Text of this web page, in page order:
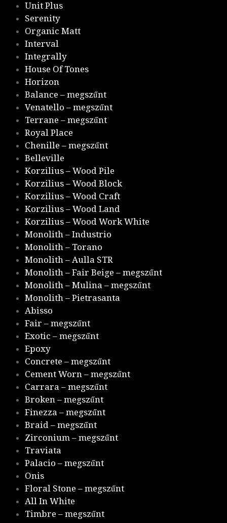
Unit Plus
Serenity
Organic Matt
Interval
Integrally
House Of Tones
Horizon
Balance – megszűnt
Venatello – megszűnt
Terrane – megszűnt
Royal Place
Chenille – megszűnt
Belleville
Korzilius – Wood Pile
Korzilius – Wood Block
Korzilius – Wood Craft
Korzilius – Wood Land
Korzilius – Wood Work White
Monolith – Industrio
Monolith – Torano
Monolith – Aulla STR
Monolith – Fair Beige – megszűnt
Monolith – Mulina – megszűnt
Monolith – Pietrasanta
Abisso
Fair – megszűnt
Exotic – megszűnt
Epoxy
Concrete – megszűnt
Cement Worn – megszűnt
Carrara – megszűnt
Broken – megszűnt
Finezza – megszűnt
Braid – megszűnt
Zirconium – megszűnt
Traviata
Palacio – megszűnt
Onis
Floral Stone – megszűnt
All In White
Timbre – megszűnt